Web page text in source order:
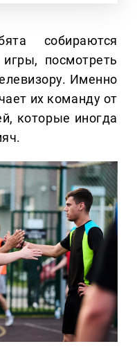
собираются
посмотреть
Именно
их команду от
которые иногда